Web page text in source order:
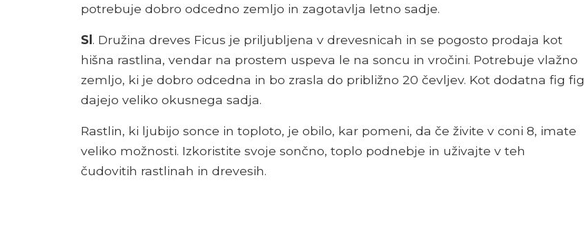
potrebuje dobro odcedno zemljo in zagotavlja letno sadje.
Sl. Družina dreves Ficus je priljubljena v drevesnicah in se pogosto prodaja kot
hišna rastlina, vendar na prostem uspeva le na soncu in vročini. Potrebuje vlažno
zemljo, ki je dobro odcedna in bo zrasla do približno 20 čevljev. Kot dodatna fig fig
dajejo veliko okusnega sadja.
Rastlin, ki ljubijo sonce in toploto, je obilo, kar pomeni, da če živite v coni 8, imate
veliko možnosti. Izkoristite svoje sončno, toplo podnebje in uživajte v teh
čudovitih rastlinah in drevesih.